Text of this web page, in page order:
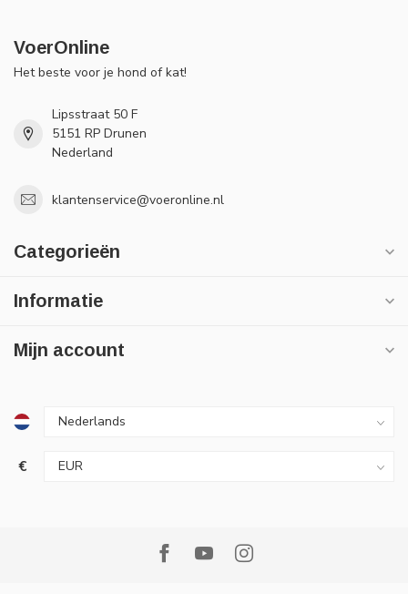
VoerOnline
Het beste voor je hond of kat!
Lipsstraat 50 F
5151 RP Drunen
Nederland
klantenservice@voeronline.nl
Categorieën
Informatie
Mijn account
€